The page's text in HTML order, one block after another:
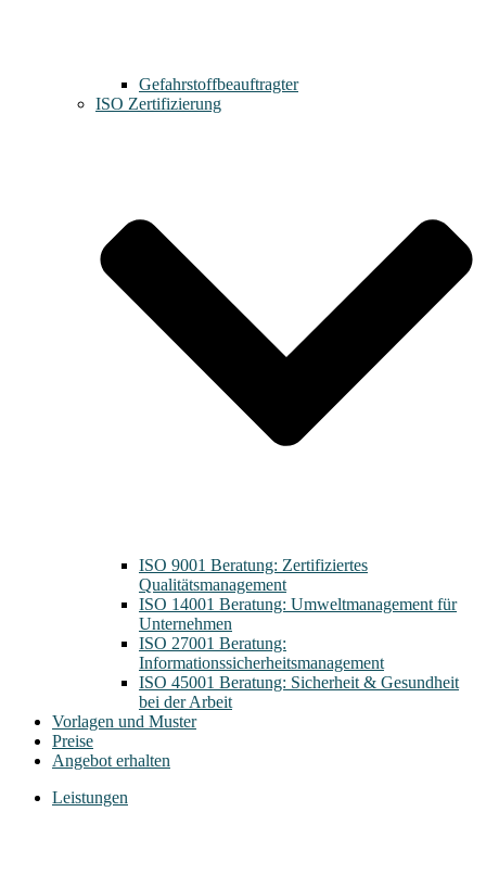
Gefahrstoffbeauftragter
ISO Zertifizierung
ISO 9001 Beratung: Zertifiziertes
Qualitätsmanagement
ISO 14001 Beratung: Umweltmanagement für
Unternehmen
ISO 27001 Beratung:
Informationssicherheitsmanagement
ISO 45001 Beratung: Sicherheit & Gesundheit
bei der Arbeit
Vorlagen und Muster
Preise
Angebot erhalten
Leistungen